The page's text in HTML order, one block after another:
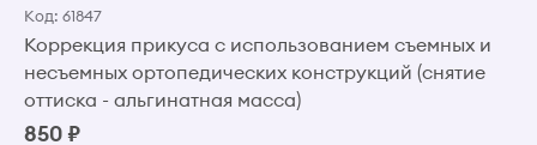
Код: 61847
Коррекция прикуса с использованием съемных и
несъемных ортопедических конструкций (снятие
оттиска - альгинатная масса)
850 ₽